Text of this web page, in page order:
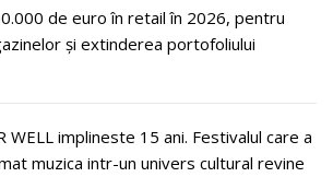
de euro în retail în 2026, pentru
și extinderea portofoliului
WELL implineste 15 ani. Festivalul care a
muzica intr-un univers cultural revine